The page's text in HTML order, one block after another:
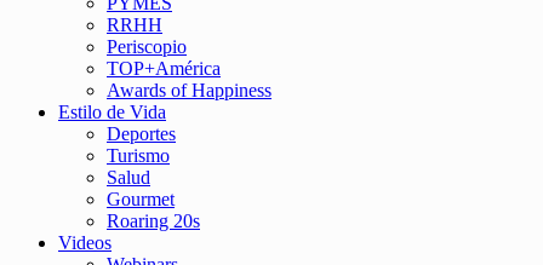
RRHH
Periscopio
TOP+América
Awards of Happiness
Estilo de Vida
Deportes
Turismo
Salud
Gourmet
Roaring 20s
Videos